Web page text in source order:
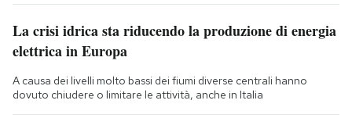
La crisi idrica sta riducendo la produzione di energia
elettrica in Europa
A causa dei livelli molto bassi dei fiumi diverse centrali hanno
dovuto chiudere o limitare le attività, anche in Italia